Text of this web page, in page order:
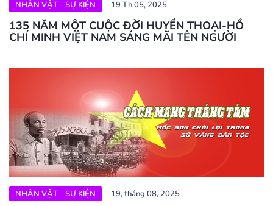
NHÂN VẬT - SỰ KIỆN 19 Th 05, 2025
135 NĂM MỘT CUỘC ĐỜI HUYỀN THOẠI-HỒ
CHÍ MINH VIỆT NAM SÁNG MÃI TÊN NGƯỜI
NHÂN VẬT - SỰ KIỆN 19, tháng 08, 2025